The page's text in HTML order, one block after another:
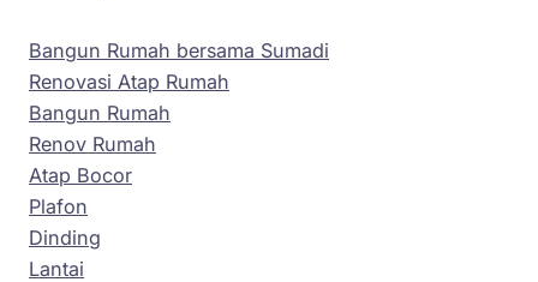
Bangun Rumah bersama Sumadi
Renovasi Atap Rumah
Bangun Rumah
Renov Rumah
Atap Bocor
Plafon
Dinding
Lantai